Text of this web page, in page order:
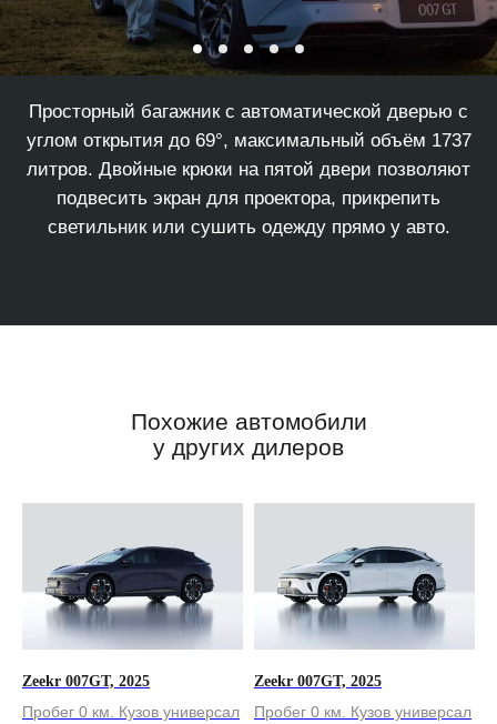
Продуманный дизайн для дальних поездок и
активного отдыха — специальные ниши для
длинномерных вещей под задним рядом сидений,
боксы для хранения инвентаря и охотничьего
снаряжения, чтобы всё нужное было под рукой.
Похожие автомобили
у других дилеров
Zeekr 007GT, 2025
Пробег 0 км. Кузов универсал
Zeekr 007GT, 2025
Пробег 0 км. Кузов универсал